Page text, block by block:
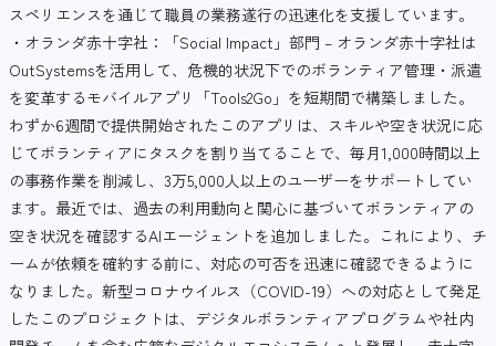
スペリエンスを通じて職員の業務遂行の迅速化を支援しています。
・オランダ赤十字社：「Social Impact」部門 – オランダ赤十字社は
OutSystemsを活用して、危機的状況下でのボランティア管理・派遣
を変革するモバイルアプリ「Tools2Go」を短期間で構築しました。
わずか6週間で提供開始されたこのアプリは、スキルや空き状況に応
じてボランティアにタスクを割り当てることで、毎月1,000時間以上
の事務作業を削減し、3万5,000人以上のユーザーをサポートしてい
ます。最近では、過去の利用動向と関心に基づいてボランティアの
空き状況を確認するAIエージェントを追加しました。これにより、チ
ームが依頼を確約する前に、対応の可否を迅速に確認できるように
なりました。新型コロナウイルス（COVID-19）への対応として発足
したこのプロジェクトは、デジタルボランティアプログラムや社内